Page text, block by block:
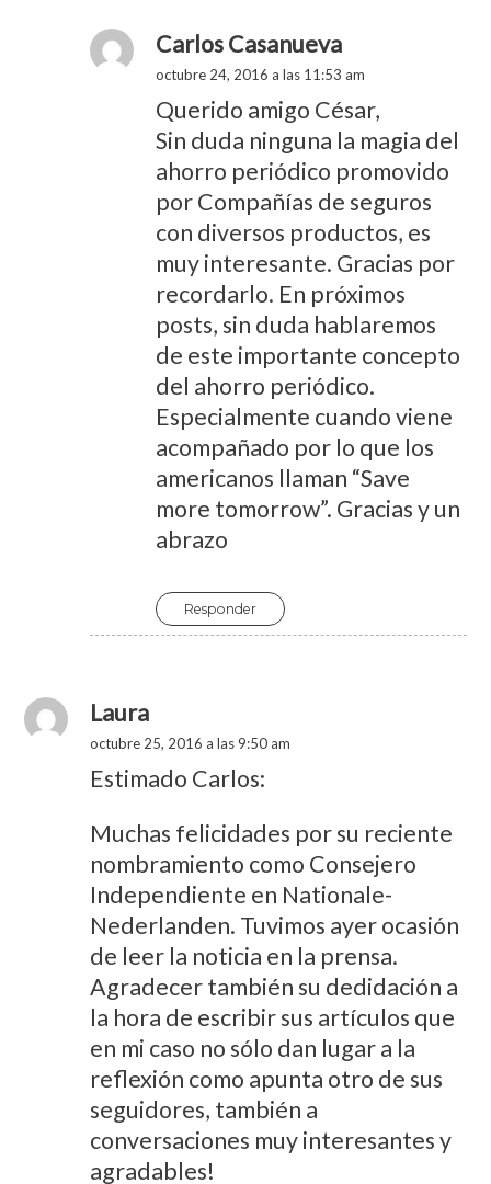
Carlos Casanueva
octubre 24, 2016 a las 11:53 am
Querido amigo César,
Sin duda ninguna la magia del
ahorro periódico promovido
por Compañías de seguros
con diversos productos, es
muy interesante. Gracias por
recordarlo. En próximos
posts, sin duda hablaremos
de este importante concepto
del ahorro periódico.
Especialmente cuando viene
acompañado por lo que los
americanos llaman “Save
more tomorrow”. Gracias y un
abrazo
Responder
Laura
octubre 25, 2016 a las 9:50 am
Estimado Carlos:
Muchas felicidades por su reciente
nombramiento como Consejero
Independiente en Nationale-
Nederlanden. Tuvimos ayer ocasión
de leer la noticia en la prensa.
Agradecer también su dedidación a
la hora de escribir sus artículos que
en mi caso no sólo dan lugar a la
reflexión como apunta otro de sus
seguidores, también a
conversaciones muy interesantes y
agradables!